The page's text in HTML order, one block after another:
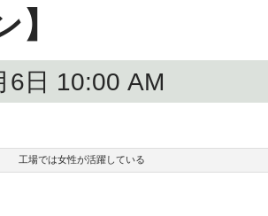
6日 10:00 AM
工場では女性が活躍している